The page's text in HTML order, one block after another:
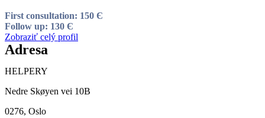
First consultation: 150 Є
Follow up: 130 Є
Zobraziť celý profil
Adresa
HELPERY
Nedre Skøyen vei 10B
0276, Oslo